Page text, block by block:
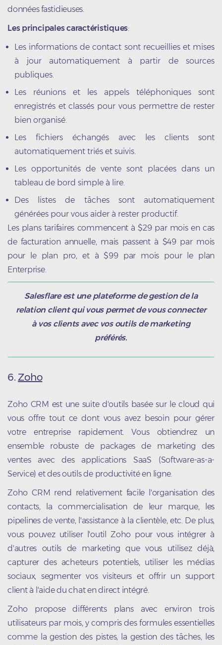
données fastidieuses.
Les principales caractéristiques:
Les informations de contact sont recueillies et mises
à jour automatiquement à partir de sources
publiques.
Les réunions et les appels téléphoniques sont
enregistrés et classés pour vous permettre de rester
bien organisé.
Les fichiers échangés avec les clients sont
automatiquement triés et suivis.
Les opportunités de vente sont placées dans un
tableau de bord simple à lire.
Des listes de tâches sont automatiquement
générées pour vous aider à rester productif.
Les plans tarifaires commencent à $29 par mois en cas
de facturation annuelle, mais passent à $49 par mois
pour le plan pro, et à $99 par mois pour le plan
Enterprise.
Salesflare est une plateforme de gestion de la
relation client qui vous permet de vous connecter
à vos clients avec vos outils de marketing
préférés.
6.Zoho
Zoho CRM est une suite d'outils basée sur le cloud qui
vous offre tout ce dont vous avez besoin pour gérer
votre entreprise rapidement. Vous obtiendrez un
ensemble robuste de packages de marketing des
ventes avec des applications SaaS (Software-as-a-
Service) et des outils de productivité en ligne.
Zoho CRM rend relativement facile l'organisation des
contacts, la commercialisation de leur marque, les
pipelines de vente, l'assistance à la clientèle, etc. De plus,
vous pouvez utiliser l'outil Zoho pour vous intégrer à
d'autres outils de marketing que vous utilisez déjà,
capturer des acheteurs potentiels, utiliser les médias
sociaux, segmenter vos visiteurs et offrir un support
client à l'aide du chat en direct intégré.
Zoho propose différents plans avec environ trois
utilisateurs par mois, y compris des formules essentielles
comme la gestion des pistes, la gestion des tâches, les